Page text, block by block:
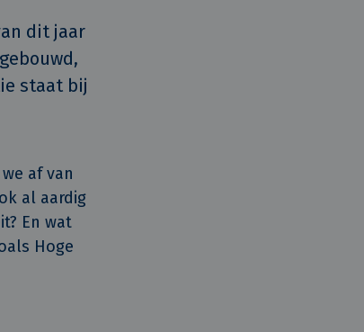
dit jaar
staat bij
af van
al aardig
En wat
Hoge